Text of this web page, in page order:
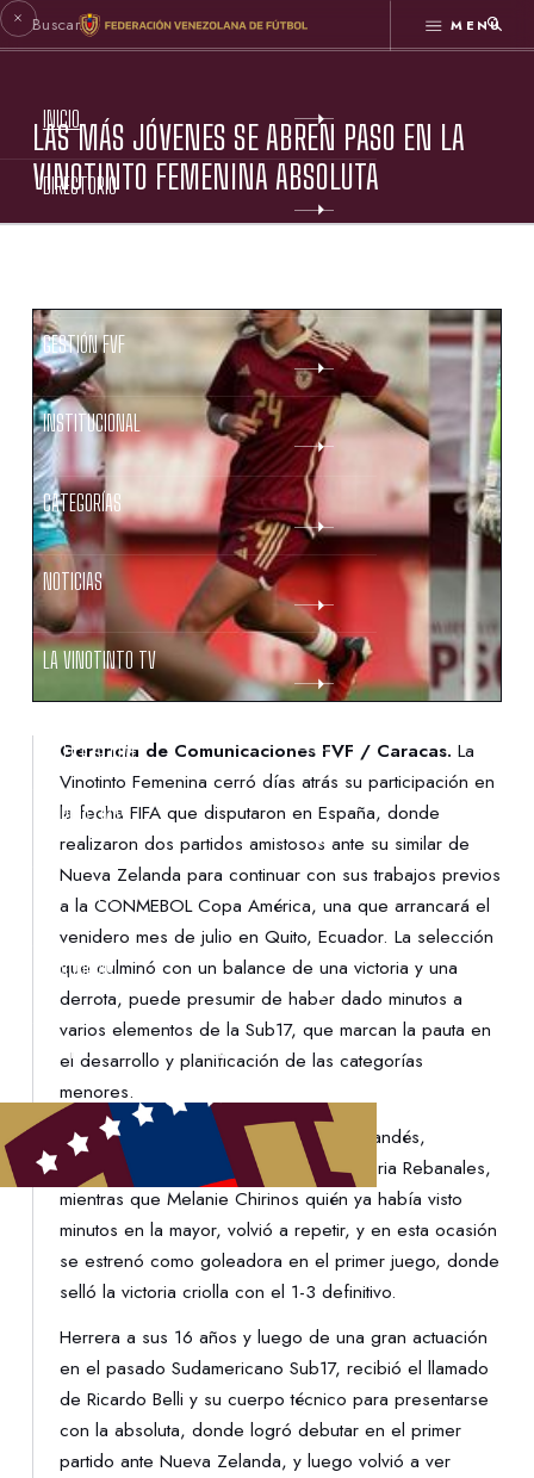
MENÚ
INICIO
DIRECTORIO
GESTIÓN FVF
INSTITUCIONAL
CATEGORÍAS
NOTICIAS
LA VINOTINTO TV
NOTIFICACIONES
NORMATIVAS
CONTACTO
DENUNCIAS
PROTECCIÓN DE LA INFANCIA
LAS MÁS JÓVENES SE ABREN PASO EN LA
VINOTINTO FEMENINA ABSOLUTA
Gerencia de Comunicaciones FVF / Caracas. La
Vinotinto Femenina cerró días atrás su participación en
la fecha FIFA que disputaron en España, donde
realizaron dos partidos amistosos ante su similar de
Nueva Zelanda para continuar con sus trabajos previos
a la CONMEBOL Copa América, una que arrancará el
venidero mes de julio en Quito, Ecuador. La selección
que culminó con un balance de una victoria y una
derrota, puede presumir de haber dado minutos a
varios elementos de la Sub17, que marcan la pauta en
el desarrollo y planificación de las categorías
menores.
En los cotejos ante la selección neozelandés,
puedieron debutar Ailing Herrera y Valeria Rebanales,
mientras que Melanie Chirinos quién ya había visto
minutos en la mayor, volvió a repetir, y en esta ocasión
se estrenó como goleadora en el primer juego, donde
selló la victoria criolla con el 1-3 definitivo.
Herrera a sus 16 años y luego de una gran actuación
en el pasado Sudamericano Sub17, recibió el llamado
de Ricardo Belli y su cuerpo técnico para presentarse
con la absoluta, donde logró debutar en el primer
partido ante Nueva Zelanda, y luego volvió a ver